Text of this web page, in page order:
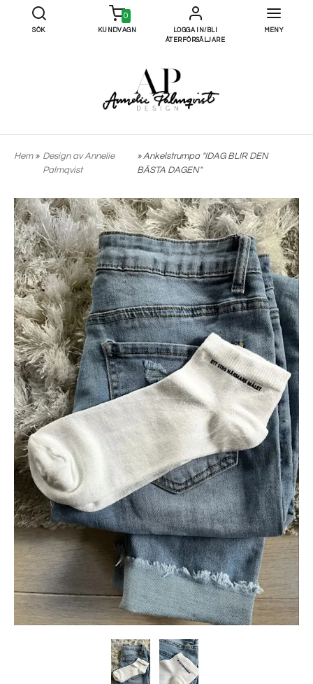
SÖK
0
KUNDVAGN
LOGGA IN/BLI
ÅTERFÖRSÄLJARE
MENY
Hem» Design av Annelie
Palmqvist
» Ankelstrumpa "IDAG BLIR DEN
BÄSTA DAGEN"